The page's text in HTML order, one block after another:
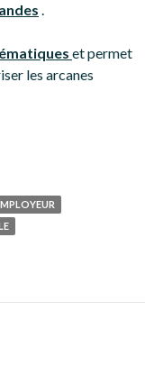
.
et permet
les arcanes